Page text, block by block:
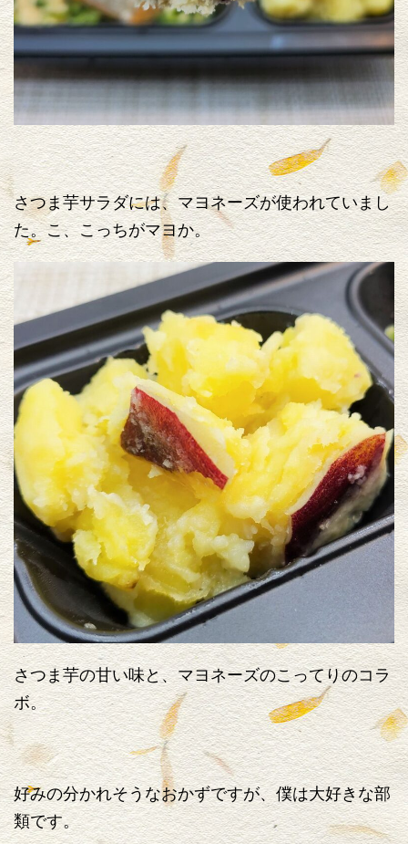
さつま芋サラダには、マヨネーズが使われていまし
た。こ、こっちがマヨか。
さつま芋の甘い味と、マヨネーズのこってりのコラ
ボ。
好みの分かれそうなおかずですが、僕は大好きな部
類です。